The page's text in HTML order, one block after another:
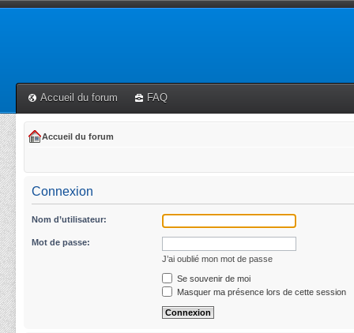
Accueil du forum FAQ
Accueil du forum
Connexion
Nom d’utilisateur:
Mot de passe:
J’ai oublié mon mot de passe
Se souvenir de moi
Masquer ma présence lors de cette session